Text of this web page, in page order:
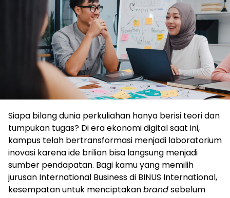
Siapa bilang dunia perkuliahan hanya berisi teori dan
tumpukan tugas? Di era ekonomi digital saat ini,
kampus telah bertransformasi menjadi laboratorium
inovasi karena ide brilian bisa langsung menjadi
sumber pendapatan. Bagi kamu yang memilih
jurusan International Business di BINUS International,
kesempatan untuk menciptakanbrandsebelum